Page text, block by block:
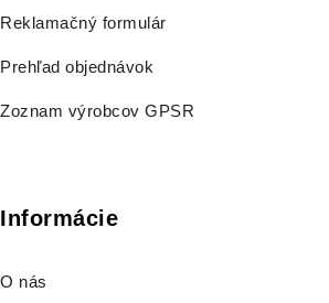
Reklamačný formulár
Prehľad objednávok
Zoznam výrobcov GPSR
Informácie
O nás